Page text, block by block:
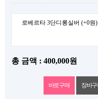
로베르타 3단디롱실버 (+0원)
총 금액 : 400,000원